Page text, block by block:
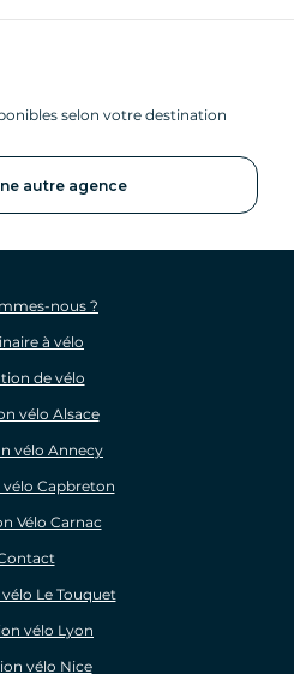
selon votre destination
autre agence
nous ?
à vélo
de vélo
vélo Alsace
vélo Annecy
Capbreton
Vélo Carnac
Le Touquet
vélo Lyon
vélo Nice